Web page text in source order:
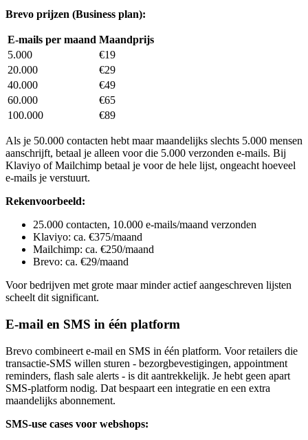
Brevo prijzen (Business plan):
E-mails per maand Maandprijs
5.000
€19
20.000
€29
40.000
€49
60.000
€65
100.000
€89
Als je 50.000 contacten hebt maar maandelijks slechts 5.000 mensen
aanschrijft, betaal je alleen voor die 5.000 verzonden e-mails. Bij
Klaviyo of Mailchimp betaal je voor de hele lijst, ongeacht hoeveel
e-mails je verstuurt.
Rekenvoorbeeld:
25.000 contacten, 10.000 e-mails/maand verzonden
Klaviyo: ca. €375/maand
Mailchimp: ca. €250/maand
Brevo: ca. €29/maand
Voor bedrijven met grote maar minder actief aangeschreven lijsten
scheelt dit significant.
E-mail en SMS in één platform
Brevo combineert e-mail en SMS in één platform. Voor retailers die
transactie-SMS willen sturen - bezorgbevestigingen, appointment
reminders, flash sale alerts - is dit aantrekkelijk. Je hebt geen apart
SMS-platform nodig. Dat bespaart een integratie en een extra
maandelijks abonnement.
SMS-use cases voor webshops: